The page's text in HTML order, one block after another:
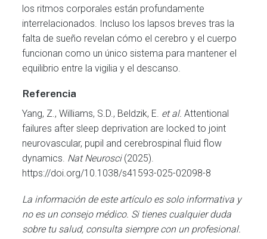
los ritmos corporales están profundamente
interrelacionados. Incluso los lapsos breves tras la
falta de sueño revelan cómo el cerebro y el cuerpo
funcionan como un único sistema para mantener el
equilibrio entre la vigilia y el descanso.
Referencia
Yang, Z., Williams, S.D., Beldzik, E. et al. Attentional
failures after sleep deprivation are locked to joint
neurovascular, pupil and cerebrospinal fluid flow
dynamics. Nat Neurosci(2025).
https://doi.org/10.1038/s41593-025-02098-8
La información de este artículo es solo informativa y
no es un consejo médico. Si tienes cualquier duda
sobre tu salud, consulta siempre con un profesional.